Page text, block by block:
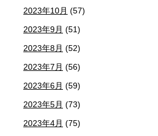
2023年10月 (57)
2023年9月 (51)
2023年8月 (52)
2023年7月 (56)
2023年6月 (59)
2023年5月 (73)
2023年4月 (75)